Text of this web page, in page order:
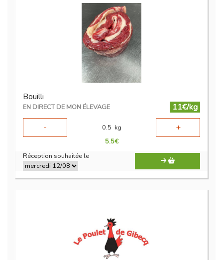
Bouilli
EN DIRECT DE MON ÉLEVAGE
11€/kg
-
0.5 kg +
5.5€
Réception souhaitée le